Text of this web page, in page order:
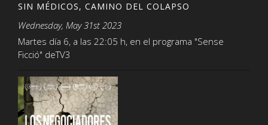
SIN MÉDICOS, CAMINO DEL COLAPSO
Wednesday, May 31st 2023
Martes día 6, a las 22:05 h, en el programa "Sense
Ficció" deTV3